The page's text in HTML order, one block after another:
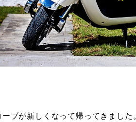
ブが新しくなって帰ってきました